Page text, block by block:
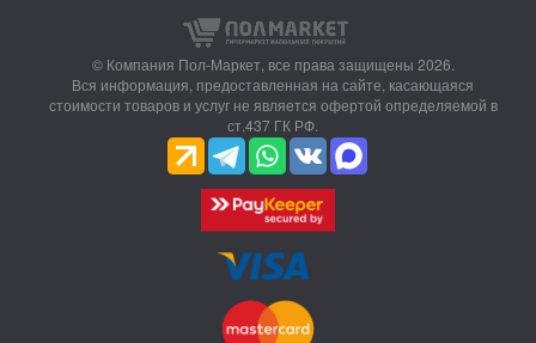
© Компания Пол-Маркет, все права защищены 2026.
Вся информация, предоставленная на сайте, касающаяся
стоимости товаров и услуг не является офертой определяемой в
ст.437 ГК РФ.